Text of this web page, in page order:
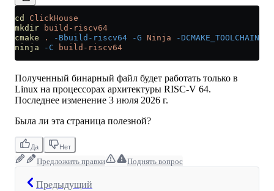
cd
ClickHouse
mkdir build-riscv64
cmake . -Bbuild-riscv64 -G Ninja -
ninja -C build-riscv64
Полученный бинарный файл будет работать только в
Linux на процессорах архитектуры RISC-V 64.
Последнее изменение 3 июля 2026 г.
Была ли эта страница полезной?
Да Нет
Предложить правки Поднять вопрос
Предыдущий